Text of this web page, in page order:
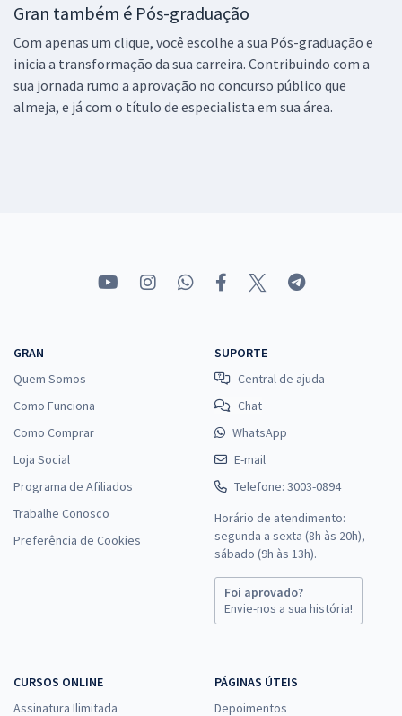
Gran também é Pós-graduação
Com apenas um clique, você escolhe a sua Pós-graduação e
inicia a transformação da sua carreira. Contribuindo com a
sua jornada rumo a aprovação no concurso público que
almeja, e já com o título de especialista em sua área.
GRAN
Quem Somos
Como Funciona
Como Comprar
Loja Social
Programa de Afiliados
Trabalhe Conosco
Preferência de Cookies
SUPORTE
Central de ajuda
Chat
WhatsApp
E-mail
Telefone: 3003-0894
Horário de atendimento:
segunda a sexta (8h às 20h),
sábado (9h às 13h).
Foi aprovado?
Envie-nos a sua história!
CURSOS ONLINE
Assinatura Ilimitada
PÁGINAS ÚTEIS
Depoimentos